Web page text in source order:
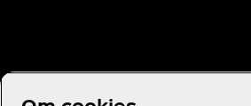
Behöver du hjälp?